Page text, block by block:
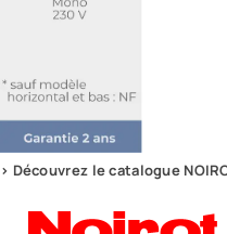
> Découvrez le catalogue